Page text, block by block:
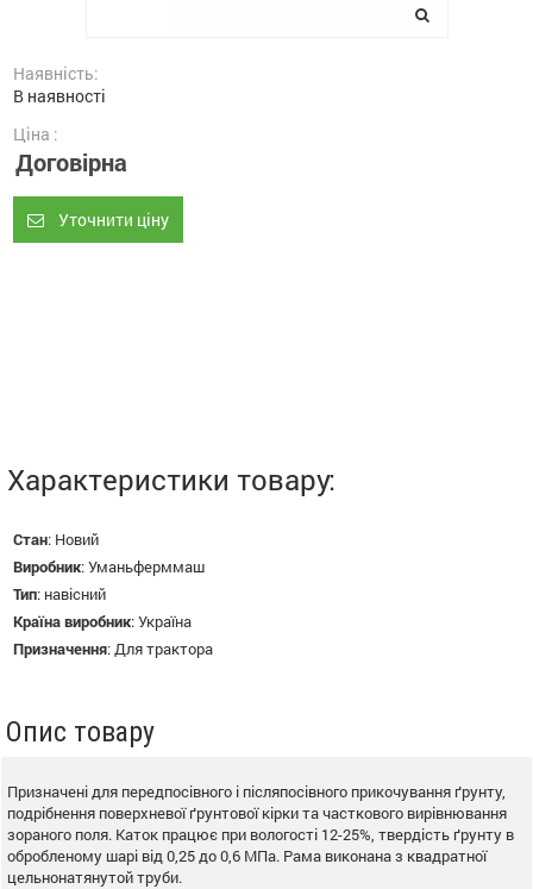
Наявність:
В наявності
Ціна :
Договірна
Уточнити ціну
Характеристики товару:
Стан: Новий
Виробник:Уманьферммаш
Тип: навісний
Країна виробник:Україна
Призначення: Для трактора
Опис товару
Призначені для передпосівного і післяпосівного прикочування ґрунту,
подрібнення поверхневої ґрунтової кірки та часткового вирівнювання
зораного поля. Каток працює при вологості 12-25%, твердість ґрунту в
обробленому шарі від 0,25 до 0,6 МПа. Рама виконана з квадратної
цельнонатянутой труби.